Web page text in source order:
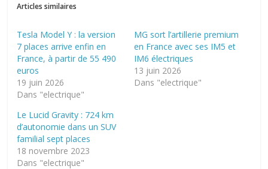
Articles similaires
Tesla Model Y : la version
7 places arrive enfin en
France, à partir de 55 490
euros
19 juin 2026
Dans "electrique"
MG sort l’artillerie premium
en France avec ses IM5 et
IM6 électriques
13 juin 2026
Dans "electrique"
Le Lucid Gravity : 724 km
d’autonomie dans un SUV
familial sept places
18 novembre 2023
Dans "electrique"